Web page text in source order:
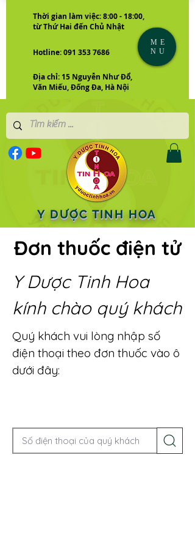
Thời gian làm việc: 8:00 - 18:00,
từ Thứ Hai đến Chủ Nhật
Hotline: 091 353 7686
Địa chỉ: 15 Nguyễn Như Đổ,
Văn Miếu, Đống Đa, Hà Nội
Y DƯỢC TINH HOA
ME
NU
Đơn thuốc điện tử
Y Dược Tinh Hoa
kính chào quý khách
Quý khách vui lòng nhập số
điện thoại theo đơn thuốc vào ô
dưới đây: